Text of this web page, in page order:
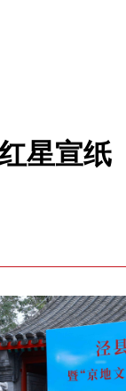
星宣纸